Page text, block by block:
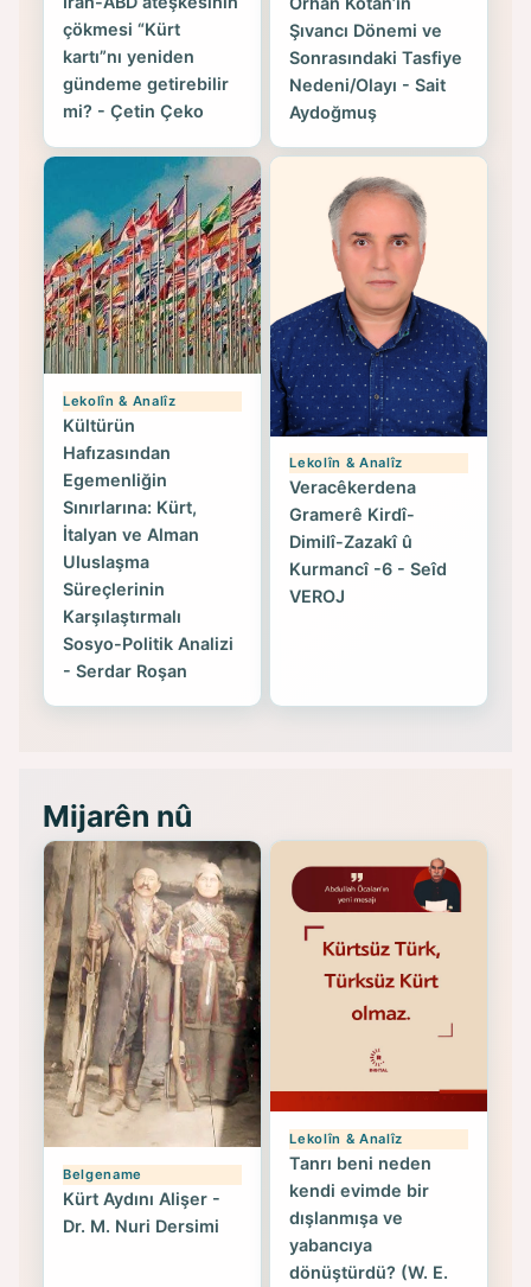
çökmesi “Kürt
kartı”nı yeniden
gündeme getirebilir
mi? - Çetin Çeko
Şıvancı Dönemi ve
Sonrasındaki Tasfiye
Nedeni/Olayı - Sait
Aydoğmuş
Lekolîn & Analîz
Kültürün
Hafızasından
Egemenliğin
Sınırlarına: Kürt,
İtalyan ve Alman
Uluslaşma
Süreçlerinin
Karşılaştırmalı
Sosyo-Politik Analizi
- Serdar Roşan
Lekolîn & Analîz
Veracêkerdena
Gramerê Kirdî-
Dimilî-Zazakî û
Kurmancî -6 - Seîd
VEROJ
Mijarên nû
Belgename
Kürt Aydını Alişer -
Dr. M. Nuri Dersimi
Lekolîn & Analîz
Tanrı beni neden
kendi evimde bir
dışlanmışa ve
yabancıya
dönüştürdü? (W. E.